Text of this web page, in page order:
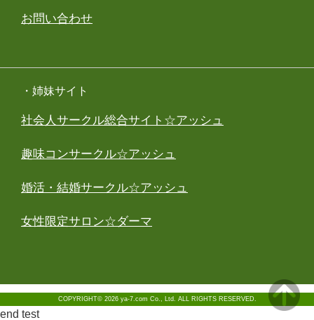
お問い合わせ
・姉妹サイト
社会人サークル総合サイト☆アッシュ
趣味コンサークル☆アッシュ
婚活・結婚サークル☆アッシュ
女性限定サロン☆ダーマ
COPYRIGHT© 2026 ya-7.com Co., Ltd. ALL RIGHTS RESERVED.
end test